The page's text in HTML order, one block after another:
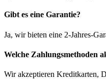
Gibt es eine Garantie?
Ja, wir bieten eine 2-Jahres-
Welche Zahlungsmethoden
Wir akzeptieren Kreditkarten,